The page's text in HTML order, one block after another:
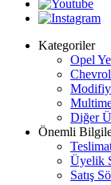
Kategoriler
Opel
Diğer
Önemli
Üyelik
Satış